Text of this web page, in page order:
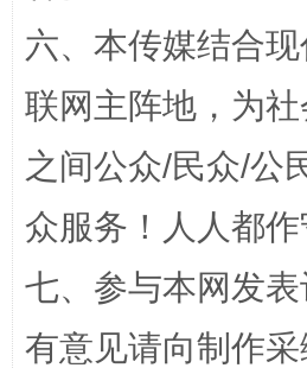
完善运行机制助力责任有效
六、本传媒结合
联网主阵地，为
之间公众/民众/公
众服务！人人都作
七、参与本网发
有意见请向制作